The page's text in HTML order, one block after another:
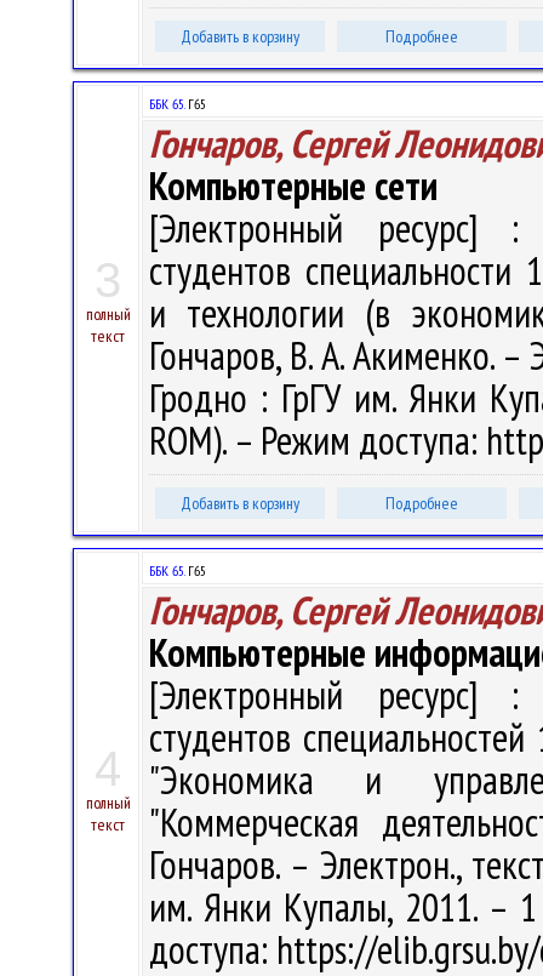
Добавить в корзину Подробнее
3
полный
текст
ББК 65.Г65
Гончаров, Сергей
Компьютерные сети
[Электронный ресурс] :
студентов
и технологии (в
Гончаров, В. А. Акименко. –
Гродно : ГрГУ им. Янки
ROM). – Режим доступа:
Добавить в корзину Подробнее
4
полный
текст
ББК 65.Г65
Гончаров, Сергей
Компьютерные
[Электронный ресурс] :
студентов
"Экономика и
"Коммерческая
Гончаров. – Электрон.,
им. Янки Купалы, 2011. –
доступа: https://